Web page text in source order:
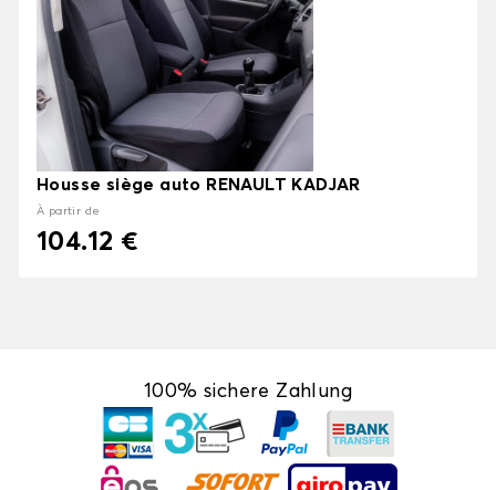
Housse siège auto RENAULT KADJAR
À partir de
104.12 €
100% sichere Zahlung